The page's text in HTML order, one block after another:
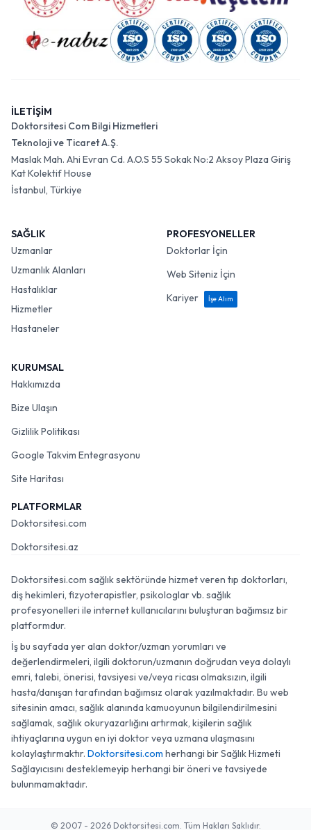
İLETİŞİM
Doktorsitesi Com Bilgi Hizmetleri
Teknoloji ve Ticaret A.Ş.
Maslak Mah. Ahi Evran Cd. A.O.S 55 Sokak No:2 Aksoy Plaza Giriş
Kat Kolektif House
İstanbul, Türkiye
SAĞLIK
Uzmanlar
Uzmanlık Alanları
Hastalıklar
Hizmetler
Hastaneler
PROFESYONELLER
Doktorlar İçin
Web Siteniz İçin
Kariyer
İşe Alım
KURUMSAL
Hakkımızda
Bize Ulaşın
Gizlilik Politikası
Google Takvim Entegrasyonu
Site Haritası
PLATFORMLAR
Doktorsitesi.com
Doktorsitesi.az
Doktorsitesi.com sağlık sektöründe hizmet veren tıp doktorları,
diş hekimleri, fizyoterapistler, psikologlar vb. sağlık
profesyonelleri ile internet kullanıcılarını buluşturan bağımsız bir
platformdur.
İş bu sayfada yer alan doktor/uzman yorumları ve
değerlendirmeleri, ilgili doktorun/uzmanın doğrudan veya dolaylı
emri, talebi, önerisi, tavsiyesi ve/veya ricası olmaksızın, ilgili
hasta/danışan tarafından bağımsız olarak yazılmaktadır. Bu web
sitesinin amacı, sağlık alanında kamuoyunun bilgilendirilmesini
sağlamak, sağlık okuryazarlığını artırmak, kişilerin sağlık
ihtiyaçlarına uygun en iyi doktor veya uzmana ulaşmasını
kolaylaştırmaktır. Doktorsitesi.com herhangi bir Sağlık Hizmeti
Sağlayıcısını desteklemeyip herhangi bir öneri ve tavsiyede
bulunmamaktadır.
© 2007 - 2026 Doktorsitesi.com. Tüm Hakları Saklıdır.